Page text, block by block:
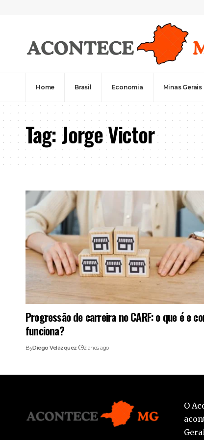
Home Brasil Economia Minas Gerais
Tag:Jorge Victor
Progressão de carreira no CARF: o que é e
funciona?
ByDiego Velázquez 2 anos ago
O